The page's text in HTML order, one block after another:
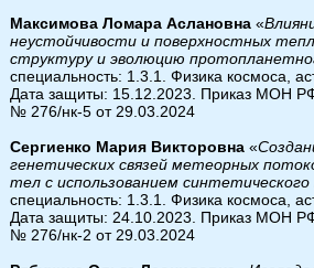
Максимова Ломара Аслановна «
неустойчивости и поверхностных
структуру и эволюцию
специальность: 1.3.1. Физика космоса,
Дата защиты: 15.12.2023. Приказ МОН
№ 276/нк-5 от 29.03.2024
Сергиенко Мария Викторовна «
генетических связей метеорных
тел с использованием
специальность: 1.3.1. Физика космоса,
Дата защиты: 24.10.2023. Приказ МОН
№ 276/нк-2 от 29.03.2024